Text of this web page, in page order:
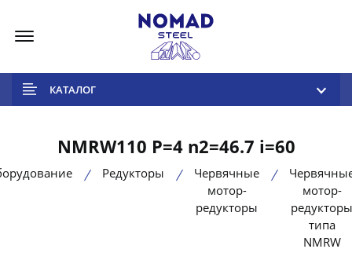
КАТАЛОГ
NMRW110 P=4 n2=46.7 i=60
Редукторы
Червячные
мотор-
редукторы
мотор-
редукторы
типа
NMRW